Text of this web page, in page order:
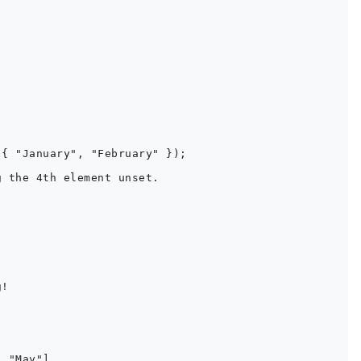
{ "January", "February" });
4th element unset.